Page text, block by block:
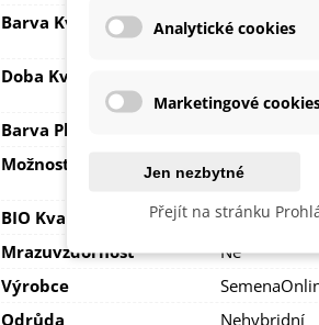
Barva Květů
Zelená
Doba Kvetení
Květen
Barva Plodů
Možnosti Pěstování
Doma
Venku
BIO Kvalita
Ne
Mrazuvzdornost
Ne
Výrobce
Odrůda
Nehybridní
Analytické cookies
Marketingové
Jen nezbytné
Přejít na stránku